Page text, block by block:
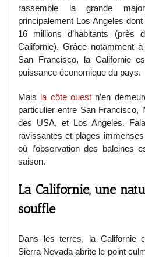
rassemble la grande
principalement Los Angeles
16 millions d’habitants
Californie). Grâce notamment
San Francisco, la Californie
puissance économique du pays.
Mais la côte ouest n’en
particulier entre San Francisco,
des USA, et Los Angeles.
ravissantes et plages immenses
où l’observation des baleines
saison.
La Californie, une
souffle
Dans les terres, la Californie
Sierra Nevada abrite le point